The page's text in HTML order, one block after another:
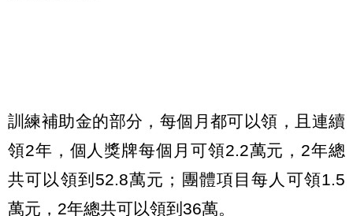
訓練補助金的部分，每個月都可以領，且連續
領2年，個人獎牌每個月可領2.2萬元，2年總
共可以領到52.8萬元；團體項目每人可領1.5
萬元，2年總共可以領到36萬。